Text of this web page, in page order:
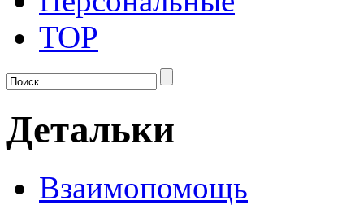
TOP
Детальки
Взаимопомощь